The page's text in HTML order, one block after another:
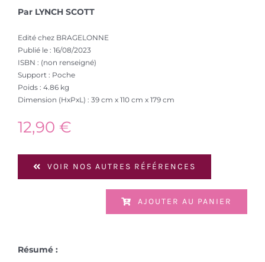
Par LYNCH SCOTT
Edité chez BRAGELONNE
Publié le : 16/08/2023
ISBN : (non renseigné)
Support : Poche
Poids : 4.86 kg
Dimension (HxPxL) : 39 cm x 110 cm x 179 cm
12,90 €
VOIR NOS AUTRES RÉFÉRENCES
AJOUTER AU PANIER
Résumé :